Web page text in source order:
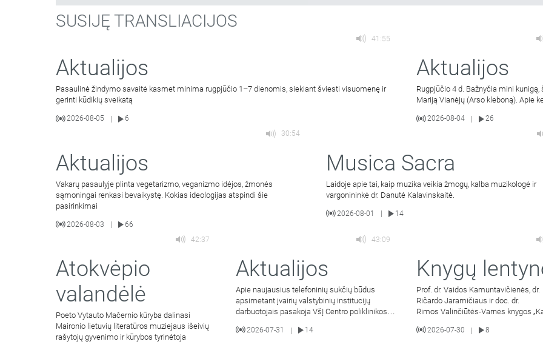
SUSIJĘ TRANSLIACIJOS
41:55
Aktualijos
Pasaulinė žindymo savaitė kasmet minima rugpjūčio 1–7 dienomis, siekiant šviesti visuomenę ir
gerinti kūdikių sveikatą
2026-08-05 6
Aktualijos
Rugpjūčio 4 d. Bažnyčia mini kunigą,
Mariją Vianėjų (Arso kleboną). Apie
2026-08-04
26
30:54
Aktualijos
Vakarų pasaulyje plinta vegetarizmo, veganizmo idėjos, žmonės
sąmoningai renkasi bevaikystę. Kokias ideologijas atspindi šie
pasirinkimai
2026-08-03 66
Musica Sacra
Laidoje apie tai, kaip muzika veikia žmogų, kalba muzikologė ir
vargonininkė dr. Danutė Kalavinskaitė.
2026-08-01 14
42:37
Atokvėpio
valandėlė
Poeto Vytauto Mačernio kūryba dalinasi
Maironio lietuvių literatūros muziejaus išeivių
rašytojų gyvenimo ir kūrybos tyrinėtoja
43:09
Aktualijos
Apie naujausius telefoninių sukčių būdus
apsimetant įvairių valstybinių institucijų
darbuotojais pasakoja VšĮ Centro poliklinikos
2026-07-31 | 14
Knygų
Prof. dr. Vaidos Kamuntavičienės, dr.
Ričardo Jaramičiaus ir doc. dr.
Rimos Valinčiūtės-Varnės knygos
sutiktuvės.
2026-07-30 | 8